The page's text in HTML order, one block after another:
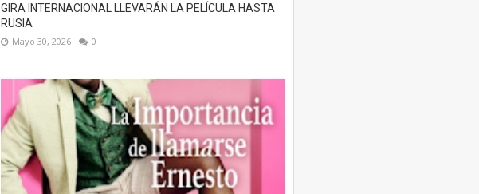
GIRA INTERNACIONAL LLEVARÁN LA PELÍCULA HASTA
RUSIA
Mayo 30, 2026 0